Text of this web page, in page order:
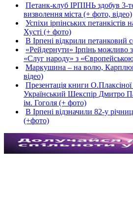
Петанк-клуб ІРПІНЬ здобув 3-
визволення міста (+ фото, відео)
Успіхи ірпінських петанкістів
Хусті (+ фото)
В Ірпені відкрили петанковий
«Рейдернути» Ірпінь можливо
«Слуг народу» з
Маркушина – на волю,
відео)
Презентація книги
Український Шекспір Дмитро
ім. Гоголя (+ фото)
В Ірпені відзначили 82-у
(+фото)